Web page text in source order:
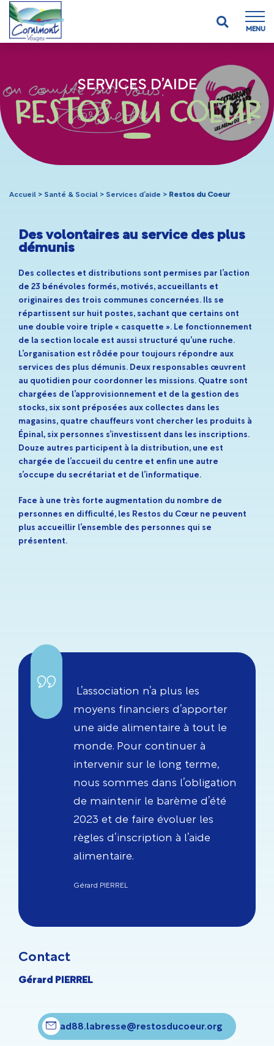
MENU
SERVICES D’AIDE
RESTOS DU COEUR
Accueil > Santé & Social > Services d’aide > Restos du Coeur
Des volontaires au service des plus
démunis
Des collectes et distributions sont permises par l’action
de 23 bénévoles formés, motivés, accueillants et
originaires des trois communes concernées. Ils se
répartissent sur huit postes, sachant que certains ont
une double voire triple « casquette ». Le fonctionnement
de la section locale est aussi structuré qu’une ruche.
L’organisation est rôdée pour toujours répondre aux
services des plus démunis. Deux responsables œuvrent
au quotidien pour coordonner les missions. Quatre sont
chargées de l’approvisionnement et de la gestion des
stocks, six sont préposées aux collectes dans les
magasins, quatre chauffeurs vont chercher les produits à
Épinal, six personnes s’investissent dans les inscriptions.
Douze autres participent à la distribution, une est
chargée de l’accueil du centre et enfin une autre
s’occupe du secrétariat et de l’informatique.
Face à une très forte augmentation du nombre de
personnes en difficulté, les Restos du Cœur ne peuvent
plus accueillir l’ensemble des personnes qui se
présentent.
L’association n’a plus les
moyens financiers d’apporter
une aide alimentaire à tout le
monde. Pour continuer à
intervenir sur le long terme,
nous sommes dans l’obligation
de maintenir le barème d’été
2023 et de faire évoluer les
règles d’inscription à l’aide
alimentaire.
Gérard PIERREL
Contact
Gérard PIERREL
ad88.labresse@restosducoeur.org